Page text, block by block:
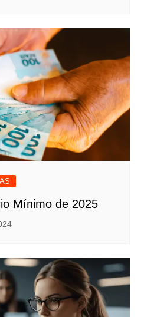
Mínimo de 2025